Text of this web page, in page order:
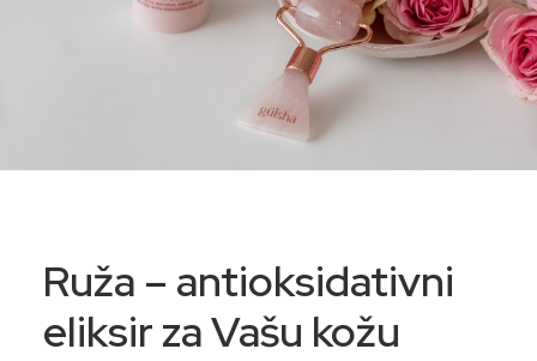
Ruža – antioksidativni
eliksir za Vašu kožu